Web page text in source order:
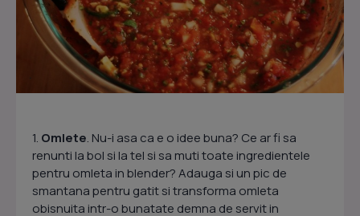
1. Omlete. Nu-i asa ca e o idee buna? Ce ar fi sa
renunti la bol si la tel si sa muti toate ingredientele
pentru omleta in blender? Adauga si un pic de
smantana pentru gatit si transforma omleta
obisnuita intr-o bunatate demna de servit in